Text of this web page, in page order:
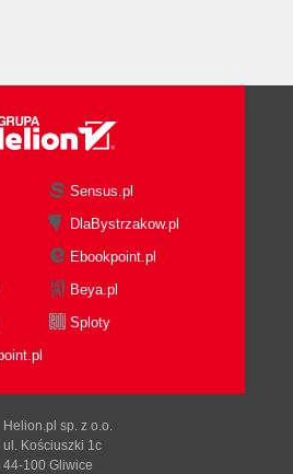
Sensus.pl
DlaBystrzakow.pl
Ebookpoint.pl
Beya.pl
Sploty
Helion.pl sp. z o.o.
ul. Kościuszki 1c
44-100 Gliwice